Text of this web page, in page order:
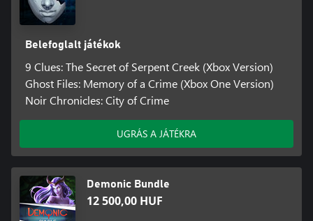
Belefoglalt játékok
9 Clues: The Secret of Serpent Creek (Xbox Version)
Ghost Files: Memory of a Crime (Xbox One Version)
Noir Chronicles: City of Crime
UGRÁS A JÁTÉKRA
Demonic Bundle
12 500,00 HUF